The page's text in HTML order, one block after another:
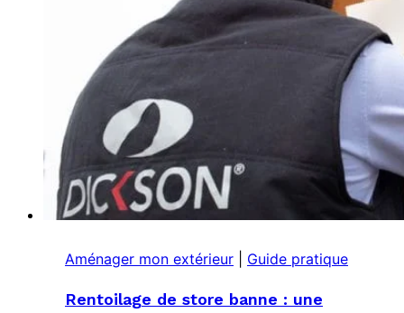
Aménager mon extérieur Guide pratique
Rentoilage de store banne : une